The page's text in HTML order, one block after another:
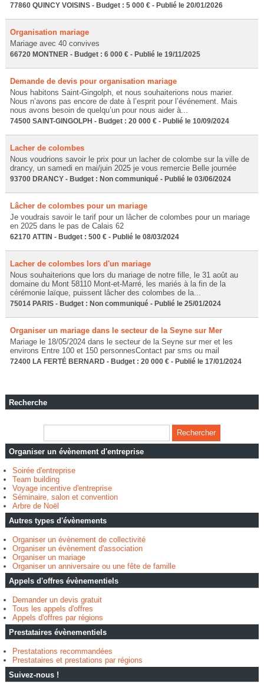
77860 QUINCY VOISINS - Budget : 5 000 € - Publié le 20/01/2026
Organisation mariage
Mariage avec 40 convives
66720 MONTNER - Budget : 6 000 € - Publié le 19/11/2025
Demande de devis pour organisation mariage
Nous habitons Saint-Gingolph, et nous souhaiterions nous marier.
Nous n’avons pas encore de date à l’esprit pour l’événement. Mais
nous avons besoin de quelqu’un pour nous aider à...
74500 SAINT-GINGOLPH - Budget : 20 000 € - Publié le 10/09/2024
Lacher de colombes
Nous voudrions savoir le prix pour un lacher de colombe sur la ville de
drancy, un samedi en mai/juin 2025 je vous remercie Belle journée
93700 DRANCY - Budget : Non communiqué - Publié le 03/06/2024
Lâcher de colombes pour un mariage
Je voudrais savoir le tarif pour un lâcher de colombes pour un mariage
en 2025 dans le pas de Calais 62
62170 ATTIN - Budget : 500 € - Publié le 08/03/2024
Lacher de colombes lors d'un mariage
Nous souhaiterions que lors du mariage de notre fille, le 31 août au
domaine du Mont 58110 Mont-et-Marré, les mariés à la fin de la
cérémonie laïque, puissent lâcher des colombes de la...
75014 PARIS - Budget : Non communiqué - Publié le 25/01/2024
Organiser un mariage dans le secteur de la Seyne sur Mer
Mariage le 18/05/2024 dans le secteur de la Seyne sur mer et les
environs Entre 100 et 150 personnesContact par sms ou mail
72400 LA FERTÉ BERNARD - Budget : 20 000 € - Publié le 17/01/2024
Recherche
Organiser un évènement d'entreprise
Soirée d'entreprise
Team building
Voyage incentive d'entreprise
Séminaire, salon et convention
Arbre de Noël
Autres types d'évènements
Organiser un évènement de collectivité
Organiser un évènement d'association
Organiser un mariage
Organiser un anniversaire ou une fête de famille
Appels d'offres évènementiels
Demander un devis gratuit
Tous les appels d'offres
Appels d'offres par régions
Prestataires évènementiels
Prestatations recommandées
Prestataires et prestations par régions
Suivez-nous !